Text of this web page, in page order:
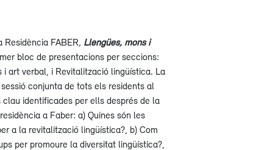
Residència FABER, Llengües, mons i
bloc de presentacions per seccions:
i art verbal, i Revitalització lingüística. La
conjunta de tots els residents al
clau identificades per ells després de la
a Faber: a) Quines són les
a la revitalització lingüística?, b) Com
per promoure la diversitat lingüística?,